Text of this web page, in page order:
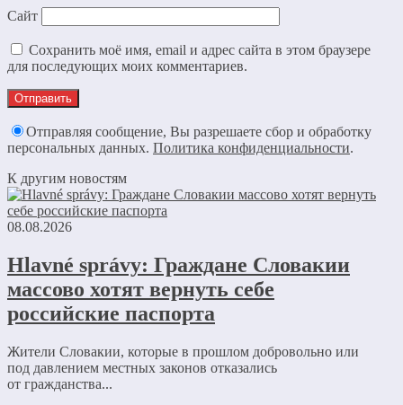
Сайт
Сохранить моё имя, email и адрес сайта в этом браузере
для последующих моих комментариев.
Отправляя сообщение, Вы разрешаете сбор и обработку
персональных данных. Политика конфиденциальности.
К другим новостям
08.08.2026
Hlavné správy: Граждане Словакии
массово хотят вернуть себе
российские паспорта
Жители Словакии, которые в прошлом добровольно или
под давлением местных законов отказались
от гражданства...